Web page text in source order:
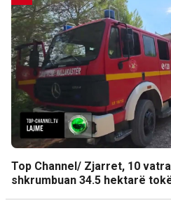
Top Channel/ Zjarret, 10
shkrumbuan 34.5 hektarë